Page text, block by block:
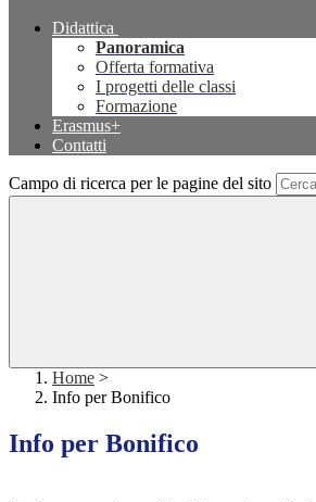
Didattica
Panoramica
Offerta formativa
I progetti delle classi
Formazione
Erasmus+
Contatti
Campo di ricerca per le pagine del sito
Home >
Info per Bonifico
Info per Bonifico